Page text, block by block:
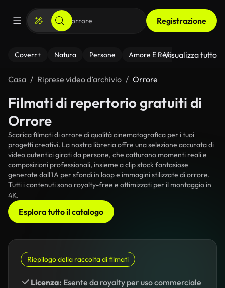
Registrazione
Coverr+ Natura Persone Amore E Relazioni Il
Visualizza tutto
Casa Riprese video d’archivio Orrore
Filmati di repertorio gratuiti di
Orrore
Scarica filmati di orrore di qualità cinematografica per i tuoi
progetti creativi. La nostra libreria offre una selezione accurata di
video autentici girati da persone, che catturano momenti reali e
composizioni professionali, insieme a clip stock fantasiose
generate dall'IA per sfondi in loop e immagini stilizzate di orrore.
Tutti i contenuti sono royalty-free e ottimizzati per il montaggio in
4K.
Esplora tutto il catalogo
Riepilogo della raccolta di filmati
Licenza: Esente da royalty per uso commerciale